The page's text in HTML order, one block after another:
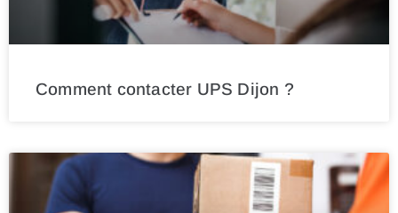
Comment contacter UPS Dijon ?